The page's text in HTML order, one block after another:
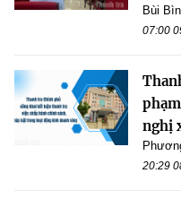
Bùi
07:00
nghị
20:29